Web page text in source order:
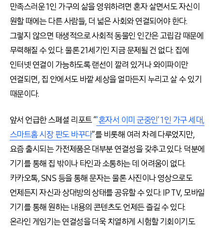
만족스러운 1인 가구의 삶을 영위하려면 혼자 살면서도 자신이
원할 때에는 다른 사람들, 더 넓은 사회와 연결되어야 한다.
그렇지 않으면 태생적으로 사회적 동물인 인간은 고립감 때문에
무력해질 수 있다. 물론 21세기인 지금 문제될 건 없다. 집에
인터넷 연결이 가능하도록 랜선이 깔려 있거나 와이파이만
연결되면, 집 안에서도 바깥 세상을 얼마든지 누리고 살 수 있기
때문이다.
앞서 언급한 스페셜 리포트 “‘혼자서 이미 군중인’ 1인 가구 세대,
스마트홈 시장 판도 바꾸다”를 비롯해 여러 차례 다루었지만,
요즘 출시되는 가전제품은 대부분 연결성을 갖추고 있다. 덕분에
기기를 통해 집 밖이나 타인과 소통하는 데 어려움이 없다.
카카오톡, SNS 등을 통해 문자는 물론 사진이나 영상으로도
언제든지 자신과 상대방의 상태를 공유할 수 있다. IP TV, 모바일
기기를 통해 원하는 내용의 콘텐츠도 언제든 즐길 수 있다.
온라인 게임기는 연결성을 더욱 치열하게 시험할 기회이기도